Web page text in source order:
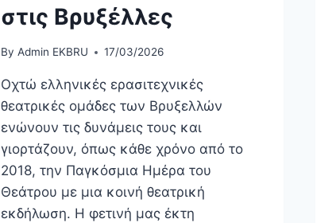
στις Βρυξέλλες
By Admin EKBRU 17/03/2026
Οχτώ ελληνικές ερασιτεχνικές
θεατρικές ομάδες των Βρυξελλών
ενώνουν τις δυνάμεις τους και
γιορτάζουν, όπως κάθε χρόνο από το
2018, την Παγκόσμια Ημέρα του
Θεάτρου με μια κοινή θεατρική
εκδήλωση. Η φετινή μας έκτη